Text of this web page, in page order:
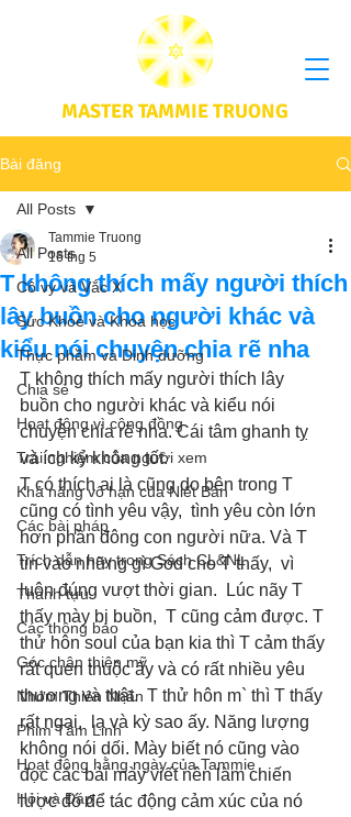
MASTER TAMMIE TRUONG
Bài đăng
All Posts
Cô vy và Vắc X
Sức Khoẻ và Khoa học
Thực phầm và Dinh dưỡng
Chia sẻ
Hoạt động vì cộng đồng
Trải nghiệm của người xem
Khả năng vô hạn của Niết Bàn
Các bài pháp
Trích dẫn hay trong Sách CL&NL
Thành tựu
Các thông báo
Góc chân thiện mỹ
Nhóm Thiên Nhãn
Phim Tâm Linh
Hoạt động hằng ngày của Tammie
Hỏi và Đáp
All Posts
T không thích mấy người thích
lây buồn cho người khác và
kiểu nói chuyện chia rẽ nha
Tammie Truong
16 thg 5
T không thích mấy người thích lây
buồn cho người khác và kiểu nói
chuyện chia rẽ nha. Cái tâm ghanh tỵ
và ích kỷ không tốt.
T có thích ai là cũng do bên trong T
cũng có tình yêu vậy,  tình yêu còn lớn
hơn phần đông con người nữa. Và T
tin vào những gì God cho T thấy,  vì
luôn đúng vượt thời gian.  Lúc nãy T
thấy mày bị buồn,  T cũng cảm được. T
thử hôn soul của bạn kia thì T cảm thấy
rất quen thuộc ấy và có rất nhiều yêu
thương và thật.  T thử hôn m` thì T thấy
rất ngại,  lạ và kỳ sao ấy. Năng lượng
không nói dối. Mày biết nó cũng vào
đọc các bài mày viết nên làm chiến
lược đó để tác động cảm xúc của nó